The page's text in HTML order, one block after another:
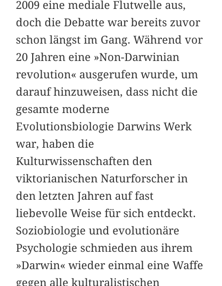
2009 eine mediale Flutwelle aus,
doch die Debatte war bereits zuvor
schon längst im Gang. Während vor
20 Jahren eine »Non-Darwinian
revolution« ausgerufen wurde, um
darauf hinzuweisen, dass nicht die
gesamte moderne
Evolutionsbiologie Darwins Werk
war, haben die
Kulturwissenschaften den
viktorianischen Naturforscher in
den letzten Jahren auf fast
liebevolle Weise für sich entdeckt.
Soziobiologie und evolutionäre
Psychologie schmieden aus ihrem
»Darwin« wieder einmal eine Waffe
gegen alle kulturalistischen